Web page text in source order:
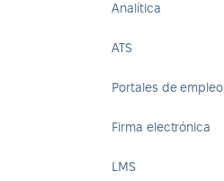
Analítica
ATS
Portales de empleo
Firma electrónica
LMS